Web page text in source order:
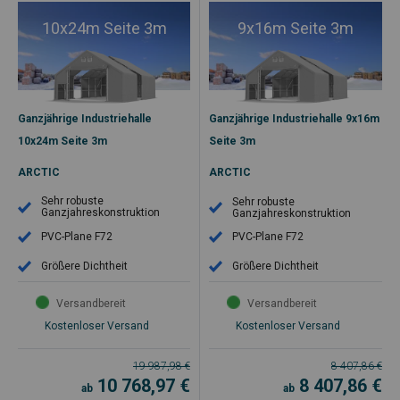
10x24m Seite 3m
Ganzjährige Industriehalle
10x24m Seite 3m
ARCTIC
Sehr robuste
Ganzjahreskonstruktion
PVC-Plane F72
Größere Dichtheit
Versandbereit
Kostenloser Versand
19 987,98€
ab 10 768,97 €
9x16m Seite 3m
Ganzjährige Industriehalle 9x16m
Seite 3m
ARCTIC
Sehr robuste
Ganzjahreskonstruktion
PVC-Plane F72
Größere Dichtheit
Versandbereit
Kostenloser Versand
8 407,86€
ab 8 407,86 €